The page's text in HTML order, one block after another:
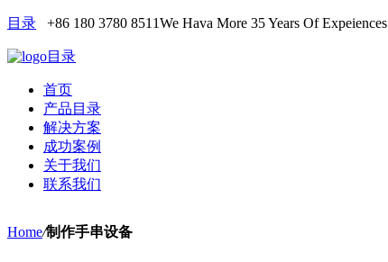
目录 +86 180 3780 8511We Hava More 35 Years Of Expeiences
目录
首页
产品目录
解决方案
成功案例
关于我们
联系我们
Home/制作手串设备